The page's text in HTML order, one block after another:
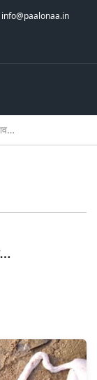
info@paalonaa.in